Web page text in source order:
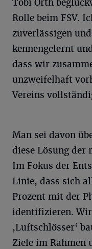
Tobi Orth
Rolle beim FSV.
zuverlässigen
kennengelernt
dass wir
unzweifelhaft
Vereins
Man sei davon
diese Lösung der
Im Fokus der
Linie, dass sich
Prozent mit der
identifizieren.
,Luftschlösser‘
Ziele im Rahmen